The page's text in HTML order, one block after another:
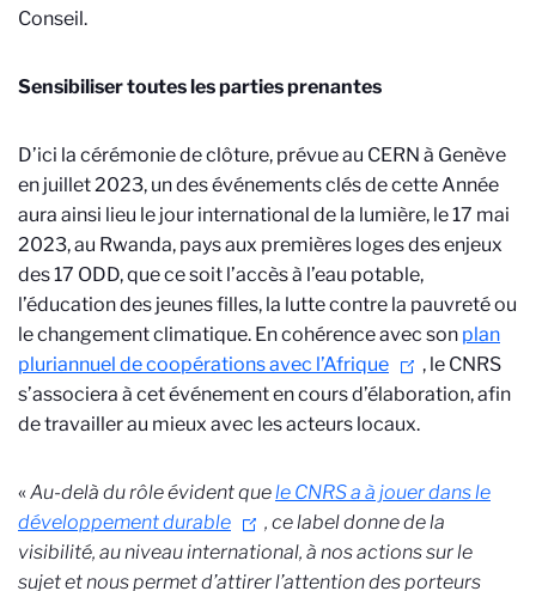
Conseil.
Sensibiliser toutes les parties prenantes
D’ici la cérémonie de clôture, prévue au CERN à Genève
en juillet 2023, un des événements clés de cette Année
aura ainsi lieu le jour international de la lumière, le 17 mai
2023, au Rwanda, pays aux premières loges des enjeux
des 17 ODD, que ce soit l’accès à l’eau potable,
l’éducation des jeunes filles, la lutte contre la pauvreté ou
le changement climatique. En cohérence avec son plan
pluriannuel de coopérations avec l’Afrique
, le CNRS
s’associera à cet événement en cours d’élaboration, afin
de travailler au mieux avec les acteurs locaux.
«Au-delà du rôle évident quele CNRS a à jouer dans le
développement durable
, ce label donne de la
visibilité, au niveau international, à nos actions sur le
sujet et nous permet d’attirer l’attention des porteurs